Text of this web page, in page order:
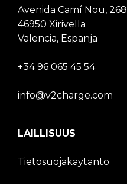
Avenida Camí Nou, 268
46950 Xirivella
Valencia, Espanja
+34 96 065 45 54
info@v2charge.com
LAILLISUUS
Tietosuojakäytäntö